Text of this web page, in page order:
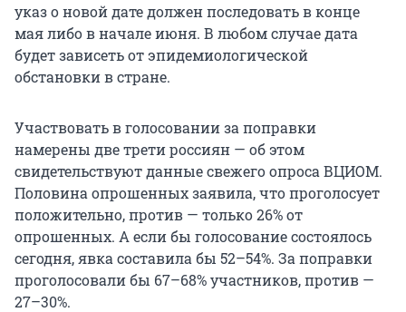
указ о новой дате должен последовать в конце
мая либо в начале июня. В любом случае дата
будет зависеть от эпидемиологической
обстановки в стране.
Участвовать в голосовании за поправки
намерены две трети россиян — об этом
свидетельствуют данные свежего опроса ВЦИОМ.
Половина опрошенных заявила, что проголосует
положительно, против — только 26% от
опрошенных. А если бы голосование состоялось
сегодня, явка составила бы 52–54%. За поправки
проголосовали бы 67–68% участников, против —
27–30%.